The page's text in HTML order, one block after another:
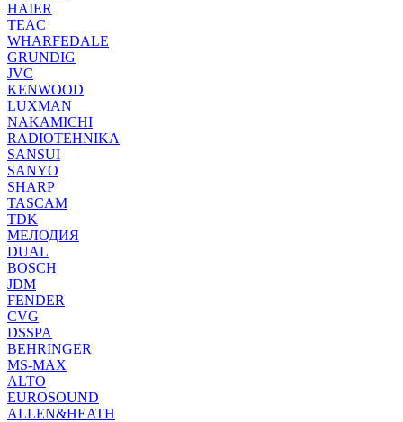
HAIER
TEAC
WHARFEDALE
GRUNDIG
JVC
KENWOOD
LUXMAN
NAKAMICHI
RADIOTEHNIKA
SANSUI
SANYO
SHARP
TASCAM
TDK
МЕЛОДИЯ
DUAL
BOSCH
JDM
FENDER
CVG
DSSPA
BEHRINGER
MS-MAX
ALTO
EUROSOUND
ALLEN&HEATH